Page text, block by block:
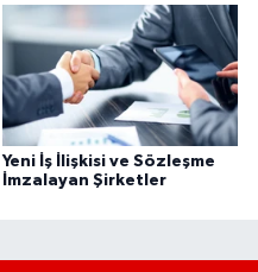
Yeni İş İlişkisi ve Sözleşme
İmzalayan Şirketler